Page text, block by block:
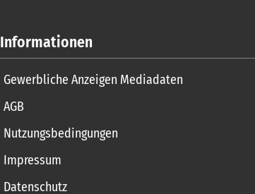
Informationen
Gewerbliche Anzeigen Mediadaten
AGB
Nutzungsbedingungen
Impressum
Datenschutz